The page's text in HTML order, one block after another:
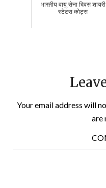
भारतीय वायु सेना दिवस शायरी
स्टेटस कोट्स
Your email address will
are